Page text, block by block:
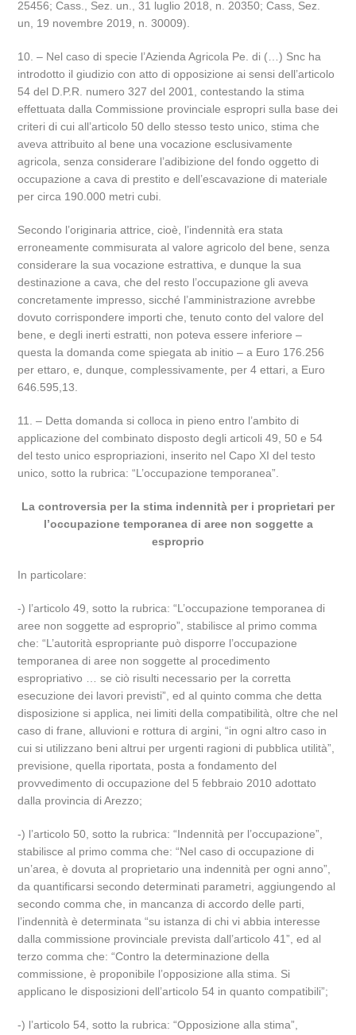
25456; Cass., Sez. un., 31 luglio 2018, n. 20350; Cass, Sez.
un, 19 novembre 2019, n. 30009).
10. – Nel caso di specie l’Azienda Agricola Pe. di (…) Snc ha
introdotto il giudizio con atto di opposizione ai sensi dell’articolo
54 del D.P.R. numero 327 del 2001, contestando la stima
effettuata dalla Commissione provinciale espropri sulla base dei
criteri di cui all’articolo 50 dello stesso testo unico, stima che
aveva attribuito al bene una vocazione esclusivamente
agricola, senza considerare l’adibizione del fondo oggetto di
occupazione a cava di prestito e dell’escavazione di materiale
per circa 190.000 metri cubi.
Secondo l’originaria attrice, cioè, l’indennità era stata
erroneamente commisurata al valore agricolo del bene, senza
considerare la sua vocazione estrattiva, e dunque la sua
destinazione a cava, che del resto l’occupazione gli aveva
concretamente impresso, sicché l’amministrazione avrebbe
dovuto corrispondere importi che, tenuto conto del valore del
bene, e degli inerti estratti, non poteva essere inferiore –
questa la domanda come spiegata ab initio – a Euro 176.256
per ettaro, e, dunque, complessivamente, per 4 ettari, a Euro
646.595,13.
11. – Detta domanda si colloca in pieno entro l’ambito di
applicazione del combinato disposto degli articoli 49, 50 e 54
del testo unico espropriazioni, inserito nel Capo XI del testo
unico, sotto la rubrica: “L’occupazione temporanea”.
La controversia per la stima indennità per i proprietari per
l’occupazione temporanea di aree non soggette a
esproprio
In particolare:
-) l’articolo 49, sotto la rubrica: “L’occupazione temporanea di
aree non soggette ad esproprio”, stabilisce al primo comma
che: “L’autorità espropriante può disporre l’occupazione
temporanea di aree non soggette al procedimento
espropriativo … se ciò risulti necessario per la corretta
esecuzione dei lavori previsti”, ed al quinto comma che detta
disposizione si applica, nei limiti della compatibilità, oltre che nel
caso di frane, alluvioni e rottura di argini, “in ogni altro caso in
cui si utilizzano beni altrui per urgenti ragioni di pubblica utilità”,
previsione, quella riportata, posta a fondamento del
provvedimento di occupazione del 5 febbraio 2010 adottato
dalla provincia di Arezzo;
-) l’articolo 50, sotto la rubrica: “Indennità per l’occupazione”,
stabilisce al primo comma che: “Nel caso di occupazione di
un’area, è dovuta al proprietario una indennità per ogni anno”,
da quantificarsi secondo determinati parametri, aggiungendo al
secondo comma che, in mancanza di accordo delle parti,
l’indennità è determinata “su istanza di chi vi abbia interesse
dalla commissione provinciale prevista dall’articolo 41”, ed al
terzo comma che: “Contro la determinazione della
commissione, è proponibile l’opposizione alla stima. Si
applicano le disposizioni dell’articolo 54 in quanto compatibili”;
-) l’articolo 54, sotto la rubrica: “Opposizione alla stima”,